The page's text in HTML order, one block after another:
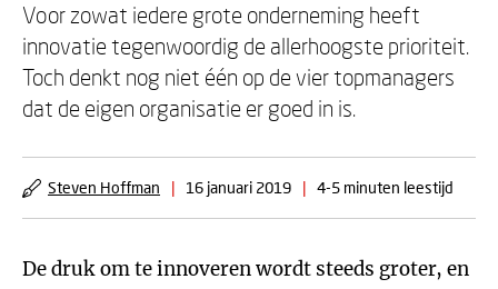
Voor zowat iedere grote onderneming heeft
innovatie tegenwoordig de allerhoogste prioriteit.
Toch denkt nog niet één op de vier topmanagers
dat de eigen organisatie er goed in is.
Steven Hoffman | 16 januari 2019 | 4-5 minuten leestijd
De druk om te innoveren wordt steeds groter, en